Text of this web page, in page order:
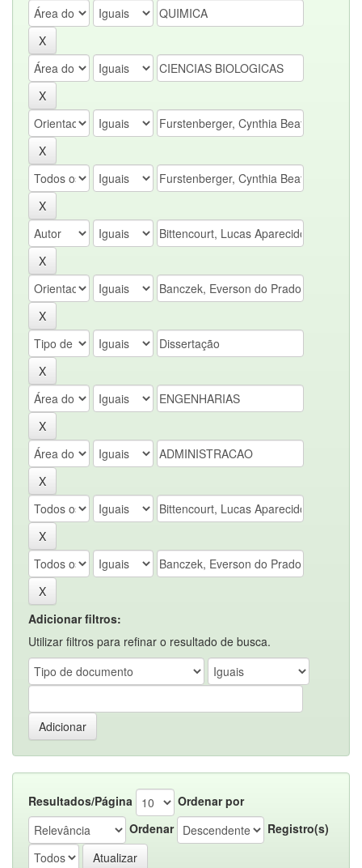
Adicionar filtros:
Utilizar filtros para refinar o resultado de busca.
Resultados/Página
Ordenar por
Ordenar
Registro(s)